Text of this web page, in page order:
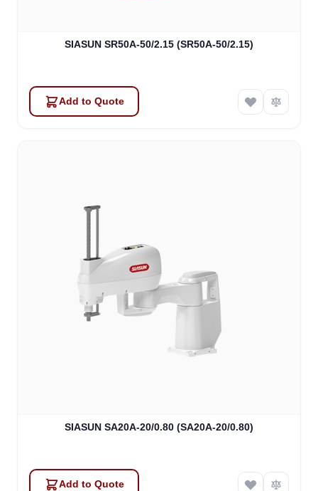
SIASUN SR50A-50/2.15 (SR50A-50/2.15)
Add to Quote
SIASUN SA20A-20/0.80 (SA20A-20/0.80)
Add to Quote